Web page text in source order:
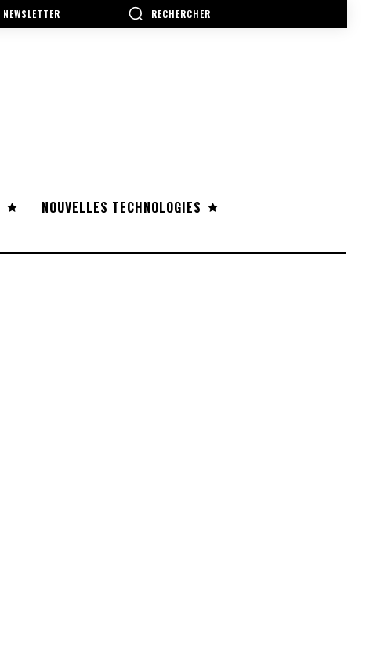
NEWSLETTER RECHERCHER
NOUVELLES TECHNOLOGIES